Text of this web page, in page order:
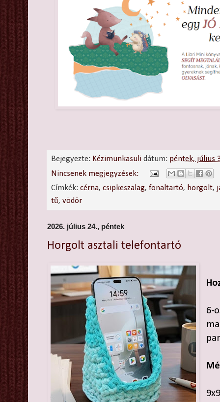
Bejegyezte: Kézimunkasuli dátum: péntek, július
Nincsenek megjegyzések:
Címkék:cérna,csipkeszalag,fonaltartó, horgolt,
tű,vödör
2026. július 24., péntek
Horgolt asztali telefontartó
6-